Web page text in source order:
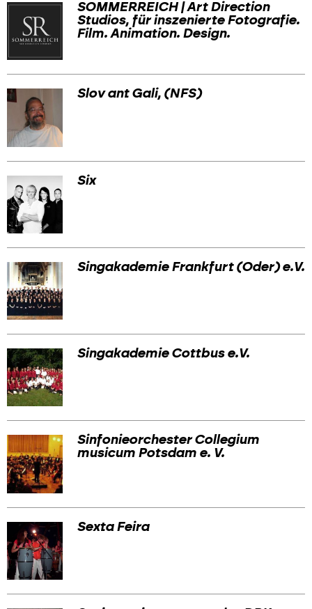
SOMMERREICH | Art Direction
Studios, für inszenierte Fotografie.
Film. Animation. Design.
Slov ant Gali, (NFS)
Six
Singakademie Frankfurt (Oder) e.V.
Singakademie Cottbus e.V.
Sinfonieorchester Collegium
musicum Potsdam e. V.
Sexta Feira